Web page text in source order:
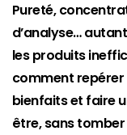
Pureté,
d’analyse…
les produits
comment repérer
bienfaits et faire
être, sans